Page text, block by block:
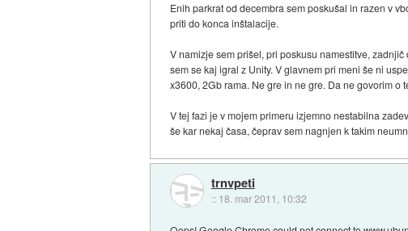
Enih parkrat od decembra sem poskušal in razen v
priti do konca inštalacije.
V namizje sem prišel, pri poskusu namestitve,
sem se kaj igral z Unity. V glavnem pri meni še ni
x3600, 2Gb rama. Ne gre in ne gre. Da ne govorim
V tej fazi je v mojem primeru izjemno nestabilna
še kar nekaj časa, čeprav sem nagnjen k takim
trnvpeti
:: 18. mar 2011, 10:32